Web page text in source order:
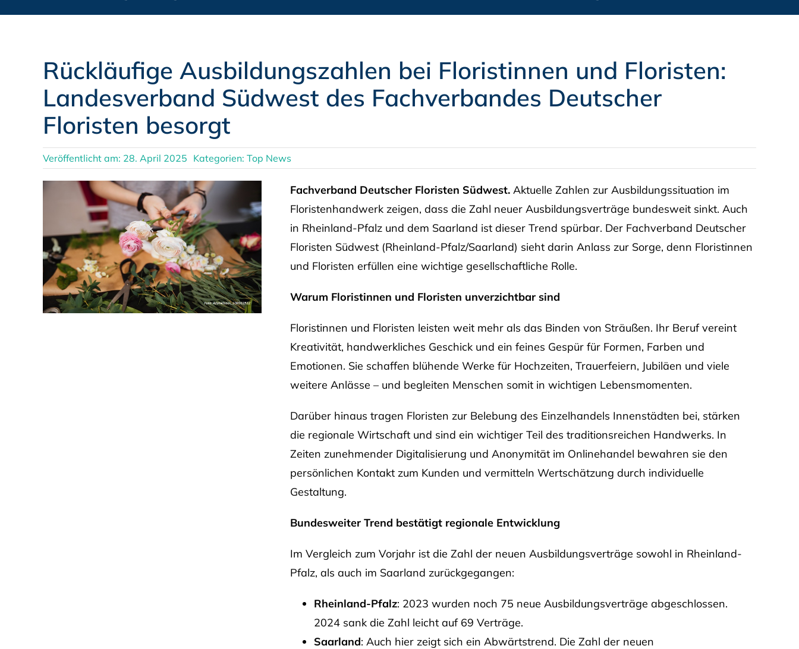
Rückläufige Ausbildungszahlen bei Floristinnen und Floristen:
Landesverband Südwest des Fachverbandes Deutscher
Floristen besorgt
Veröffentlicht am: 28. April 2025 Kategorien: Top News
Fachverband Deutscher Floristen Südwest.Aktuelle Zahlen zur Ausbildungssituation im
Floristenhandwerk zeigen, dass die Zahl neuer Ausbildungsverträge bundesweit sinkt. Auch
in Rheinland-Pfalz und dem Saarland ist dieser Trend spürbar. Der Fachverband Deutscher
Floristen Südwest (Rheinland-Pfalz/Saarland) sieht darin Anlass zur Sorge, denn Floristinnen
und Floristen erfüllen eine wichtige gesellschaftliche Rolle.
Warum Floristinnen und Floristen unverzichtbar sind
Floristinnen und Floristen leisten weit mehr als das Binden von Sträußen. Ihr Beruf vereint
Kreativität, handwerkliches Geschick und ein feines Gespür für Formen, Farben und
Emotionen. Sie schaffen blühende Werke für Hochzeiten, Trauerfeiern, Jubiläen und viele
weitere Anlässe – und begleiten Menschen somit in wichtigen Lebensmomenten.
Darüber hinaus tragen Floristen zur Belebung des Einzelhandels Innenstädten bei, stärken
die regionale Wirtschaft und sind ein wichtiger Teil des traditionsreichen Handwerks. In
Zeiten zunehmender Digitalisierung und Anonymität im Onlinehandel bewahren sie den
persönlichen Kontakt zum Kunden und vermitteln Wertschätzung durch individuelle
Gestaltung.
Bundesweiter Trend bestätigt regionale Entwicklung
Im Vergleich zum Vorjahr ist die Zahl der neuen Ausbildungsverträge sowohl in Rheinland-
Pfalz, als auch im Saarland zurückgegangen:
Rheinland-Pfalz: 2023 wurden noch 75 neue Ausbildungsverträge abgeschlossen.
2024 sank die Zahl leicht auf 69 Verträge.
Saarland: Auch hier zeigt sich ein Abwärtstrend. Die Zahl der neuen